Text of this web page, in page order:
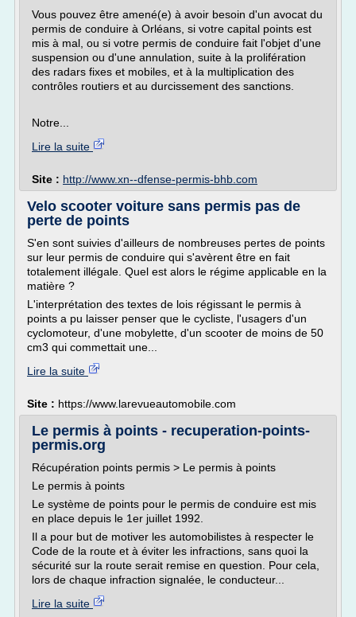
Vous pouvez être amené(e) à avoir besoin d'un avocat du
permis de conduire à Orléans, si votre capital points est
mis à mal, ou si votre permis de conduire fait l'objet d'une
suspension ou d'une annulation, suite à la prolifération
des radars fixes et mobiles, et à la multiplication des
contrôles routiers et au durcissement des sanctions.
Notre...
Lire la suite
Site : http://www.xn--dfense-permis-bhb.com
Velo scooter voiture sans permis pas de
perte de points
S'en sont suivies d'ailleurs de nombreuses pertes de points
sur leur permis de conduire qui s'avèrent être en fait
totalement illégale. Quel est alors le régime applicable en la
matière ?
L'interprétation des textes de lois régissant le permis à
points a pu laisser penser que le cycliste, l'usagers d'un
cyclomoteur, d'une mobylette, d'un scooter de moins de 50
cm3 qui commettait une...
Lire la suite
Site : https://www.larevueautomobile.com
Le permis à points - recuperation-points-
permis.org
Récupération points permis > Le permis à points
Le permis à points
Le système de points pour le permis de conduire est mis
en place depuis le 1er juillet 1992.
Il a pour but de motiver les automobilistes à respecter le
Code de la route et à éviter les infractions, sans quoi la
sécurité sur la route serait remise en question. Pour cela,
lors de chaque infraction signalée, le conducteur...
Lire la suite